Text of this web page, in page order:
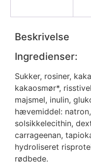
Beskrivelse
Ingredienser:
Sukker, rosiner,
kakaosmør*,
majsmel, inulin,
hævemiddel:
solsikkelecithin,
carrageenan,
hydroliseret
rødbede.